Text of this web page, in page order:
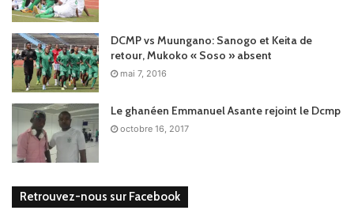
DCMP vs Muungano: Sanogo et Keita de
retour, Mukoko « Soso » absent
mai 7, 2016
Le ghanéen Emmanuel Asante rejoint le Dcmp
octobre 16, 2017
Retrouvez-nous sur Facebook